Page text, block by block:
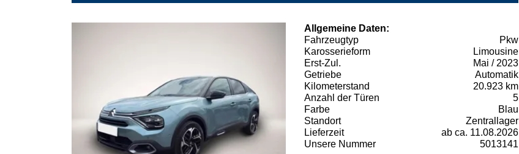
Allgemeine Daten:
Fahrzeugtyp
Pkw
Karosserieform
Limousine
Erst-Zul.
Mai / 2023
Getriebe
Automatik
Kilometerstand
20.923 km
Anzahl der Türen
5
Farbe
Blau
Standort
Zentrallager
Lieferzeit
ab ca. 11.08.2026
Unsere Nummer
5013141